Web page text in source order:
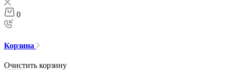
0
Корзина
Очистить корзину